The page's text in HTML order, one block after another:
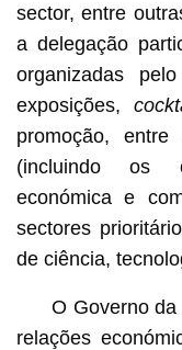
sector, entre
a delegação
organizadas
exposições,
promoção,
(incluindo os
económica e
sectores
de ciência,
O Governo
relações